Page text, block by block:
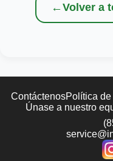
←Volver a
ContáctenosPolítica
Únase a nuestro